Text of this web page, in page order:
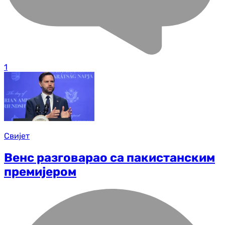
1
Свијет
Венс разговарао са пакистанским
премијером